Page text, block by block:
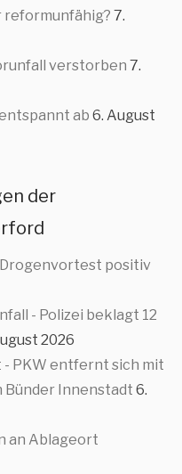
reformunfähig? 7.
verstorben 7.
ab 6. August
der
positiv
- Polizei beklagt 12
2026
- PKW entfernt sich mit
Bünder Innenstadt 6.
an Ablageort